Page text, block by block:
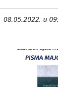
08.05.2022. u